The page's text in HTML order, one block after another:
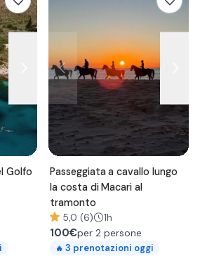
Golfo
Passeggiata a cavallo lungo
la costa di Macari al
tramonto
5,0 (6) 1h
100€per 2 persone
🔥 3 prenotazioni oggi